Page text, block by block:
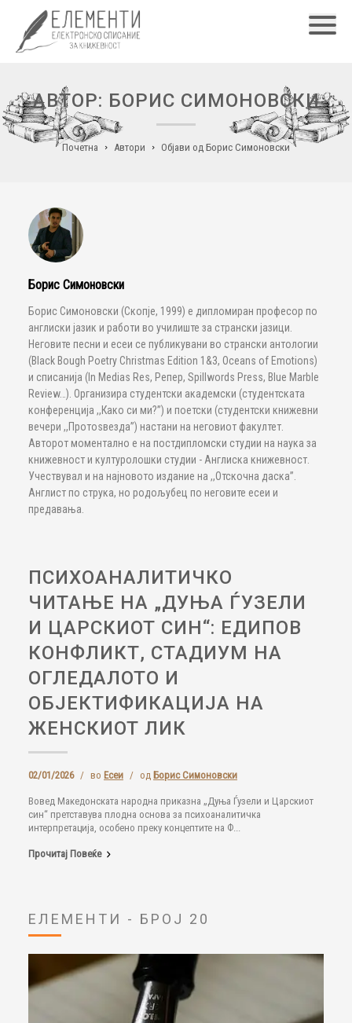
АВТОР: БОРИС СИМОНОВСКИ
Почетна Автори Објави од Борис Симоновски
Борис Симоновски
Борис Симоновски (Скопје, 1999) е дипломиран професор по
англиски јазик и работи во училиште за странски јазици.
Неговите песни и есеи се публикувани во странски антологии
(Black Bough Poetry Christmas Edition 1&3, Oceans of Emotions)
и списанија (In Medias Res, Репер, Spillwords Press, Blue Marble
Review…). Организира студентски академски (студентската
конференција ,,Како си ми?”) и поетски (студентски книжевни
вечери ,,Протоѕвезда”) настани на неговиот факултет.
Авторот моментално е на постдипломски студии на наука за
книжевност и културолошки студии - Англиска книжевност.
Учествувал и на најновото издание на ,,Отскочна даска”.
Англист по струка, но родољубец по неговите есеи и
предавања.
ПСИХОАНАЛИТИЧКО
ЧИТАЊЕ НА „ДУЊА ЃУЗЕЛИ
И ЦАРСКИОТ СИН“: ЕДИПОВ
КОНФЛИКТ, СТАДИУМ НА
ОГЛЕДАЛОТО И
ОБЈЕКТИФИКАЦИЈА НА
ЖЕНСКИОТ ЛИК
02/01/2026 / во Есеи / од Борис Симоновски
Вовед Македонската народна приказна „Дуња Ѓузели и Царскиот
син“ претставува плодна основа за психоаналитичка
интерпретација, особено преку концептите на Ф...
Прочитај Повеќе
ЕЛЕМЕНТИ - БРОЈ 20